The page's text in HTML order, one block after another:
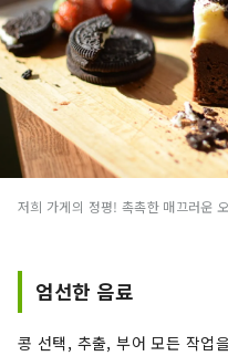
저희 가게의 정평! 촉촉한 매끄러운
엄선한 음료
콩 선택, 추출, 부어 모든 작업